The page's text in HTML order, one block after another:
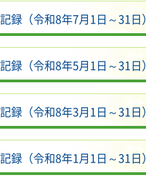
録（令和8年7月1日～31日）
録（令和8年5月1日～31日）
録（令和8年3月1日～31日）
録（令和8年1月1日～31日）